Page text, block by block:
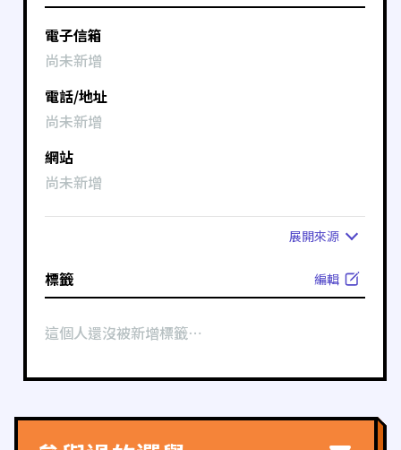
電子信箱
尚未新增
電話/地址
尚未新增
網站
尚未新增
展開來源
標籤 編輯
這個人還沒被新增標籤⋯